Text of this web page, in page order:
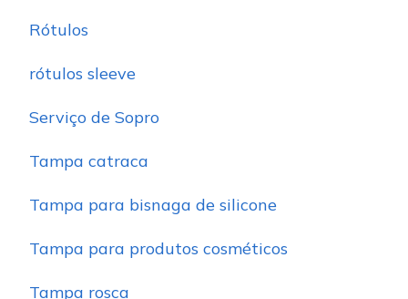
Rótulos
rótulos sleeve
Serviço de Sopro
Tampa catraca
Tampa para bisnaga de silicone
Tampa para produtos cosméticos
Tampa rosca